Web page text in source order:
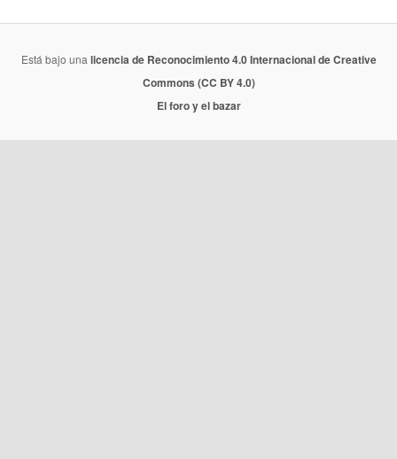
Está bajo una licencia de Reconocimiento 4.0 Internacional de Creative
Commons (CC BY 4.0)
El foro y el bazar